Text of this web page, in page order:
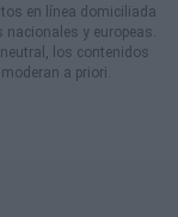
lealtad,
cambio
una
en línea domiciliada
y europeas.
los contenidos
a priori.